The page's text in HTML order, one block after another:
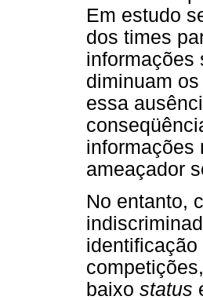
Em estudo
dos times
informações
diminuam
essa
informações
ameaçador
No entanto,
baixo status